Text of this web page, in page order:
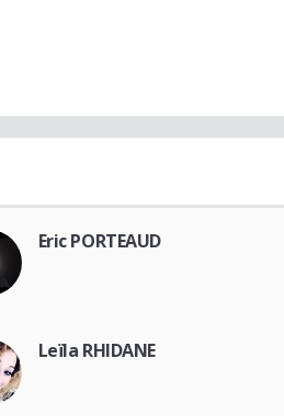
Eric PORTEAUD
Leïla RHIDANE